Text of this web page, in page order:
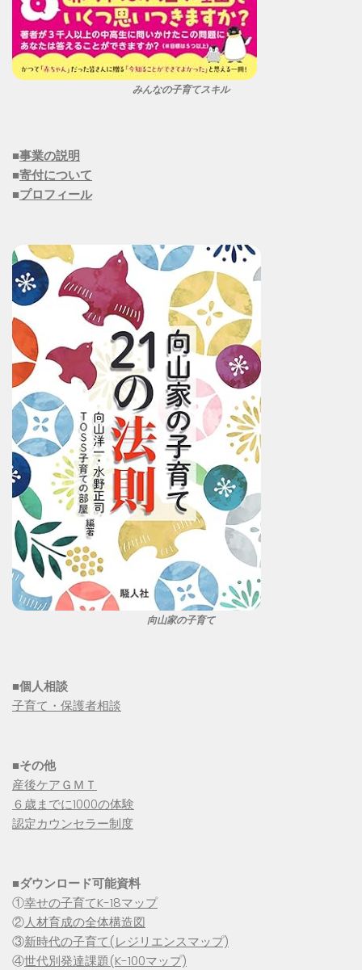
みんなの子育てスキル
■事業の説明
■寄付について
■プロフィール
向山家の子育て
■個人相談
子育て・保護者相談
■その他
産後ケアＧＭＴ
６歳までに1000の体験
認定カウンセラー制度
■ダウンロード可能資料
①幸せの子育てK-18マップ
②人材育成の全体構造図
③新時代の子育て(レジリエンスマップ)
④世代別発達課題(K-100マップ)